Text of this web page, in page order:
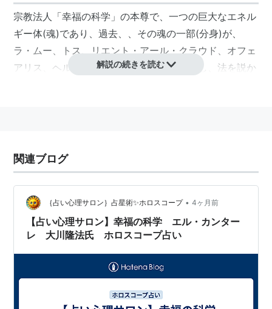
宗教法人「幸福の科学」の本尊で、一つの巨大なエネル
ギー体(魂)であり、過去、、その魂の一部(分身)が、
ラ・ムー、トス、リエント・アール・クラウド、オフェ
アリス、ヘルメス、仏陀・釈尊として降臨し、法を説か
ているのは、エル・カンターレ存在の中では、中核部分
に近い意識が出てきております。イエス・キリストが
「わが父」と呼んだ存在で、イエス・キリスト、孔子、
ゼウス、マヌ、ゾロアスターなど、九次元の神々をも指
導する「神々の主」です。
創始者の高橋信次は、天上界での釈迦の名はカンターレ
解説の続きを読む
関連ブログ
｛占い心理サロン｝占星術✨ホロスコープ • 4ヶ月前
【占い心理サロン】幸福の科学 エル・カンター
レ 大川隆法氏 ホロスコープ占い